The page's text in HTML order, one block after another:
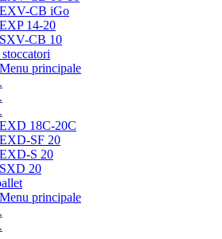
EXV-CB iGo
EXP 14-20
SXV-CB 10
Menu principale
.
.
.
EXD 18C-20C
EXD-SF 20
EXD-S 20
SXD 20
Menu principale
.
.